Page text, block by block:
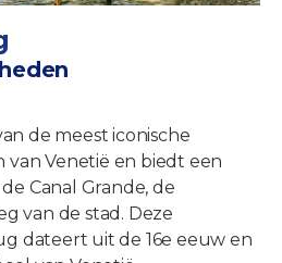
de meest iconische
van Venetië en biedt een
Canal Grande, de
van de stad. Deze
dateert uit de 16e eeuw en